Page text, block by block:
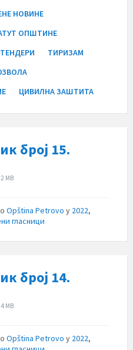
НОВИНЕ
ОПШТИНЕ
ТЕНДЕРИ
ТИРИЗАМ
ЦИВИЛНА ЗАШТИТА
број 15.
File
2 MB
Opština Petrovo у 2022,
гласници
број 14.
File
4 MB
Opština Petrovo у 2022,